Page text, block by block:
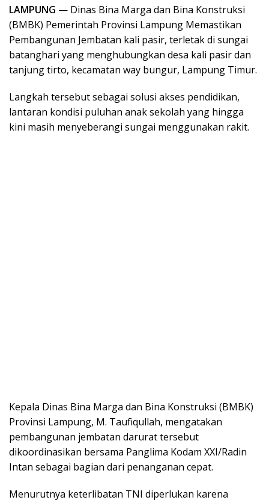
LAMPUNG — Dinas Bina Marga dan Bina Konstruksi
(BMBK) Pemerintah Provinsi Lampung Memastikan
Pembangunan Jembatan kali pasir, terletak di sungai
batanghari yang menghubungkan desa kali pasir dan
tanjung tirto, kecamatan way bungur, Lampung Timur.
Langkah tersebut sebagai solusi akses pendidikan,
lantaran kondisi puluhan anak sekolah yang hingga
kini masih menyeberangi sungai menggunakan rakit.
Kepala Dinas Bina Marga dan Bina Konstruksi (BMBK)
Provinsi Lampung, M. Taufiqullah, mengatakan
pembangunan jembatan darurat tersebut
dikoordinasikan bersama Panglima Kodam XXI/Radin
Intan sebagai bagian dari penanganan cepat.
Menurutnya keterlibatan TNI diperlukan karena